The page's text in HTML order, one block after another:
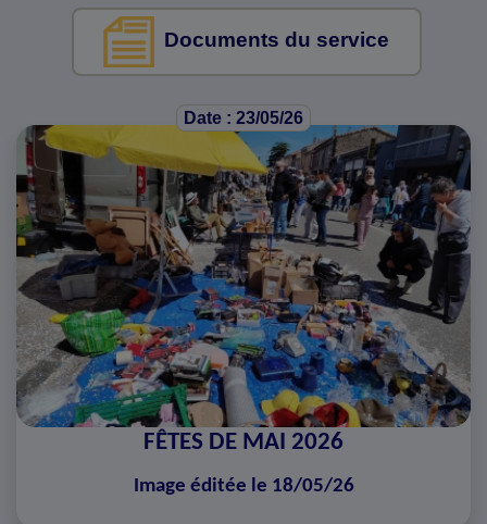
Documents du service
Date : 23/05/26
FÊTES DE MAI 2026
Image éditée le 18/05/26